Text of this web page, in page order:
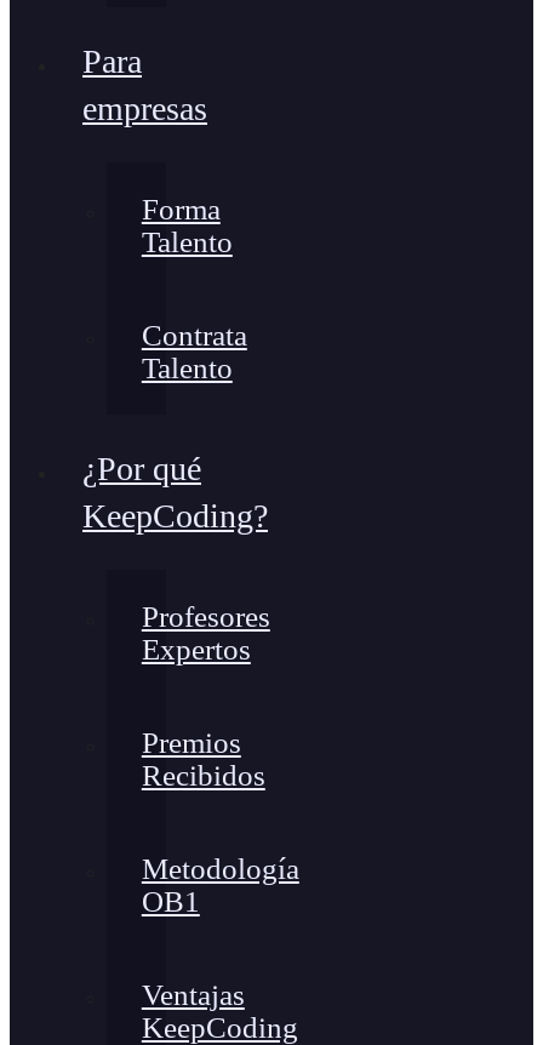
Para
empresas
Forma
Talento
Contrata
Talento
¿Por qué
KeepCoding?
Profesores
Expertos
Premios
Recibidos
Metodología
OB1
Ventajas
KeepCoding